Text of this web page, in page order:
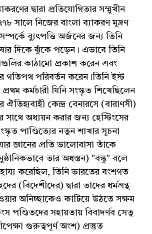
দ্বারা প্রতিযোগিতার সম্মুখীন
সালে নিজের বাংলা ব্যাকরণ মুদ্রণ
ব্যুৎপত্তি অর্জনের জন্য তিনি
দিকে ঝুঁকে পড়েন। এভাবে তিনি
কাঠামো প্রকাশ করেন এবং
গতিপথ পরিবর্তন করেন।তিনি ইস্ট
কর্মচারী যিনি সংস্কৃত শিখেছিলেন
ঐতিহ্যবাহী কেন্দ্র বেনারসে (বারাণসী)
সাথে অধ্যয়ন করার জন্য হেস্টিংসের
পাণ্ডিত্যের নতুন শাখার সূচনা
জ্ঞানের প্রতি ভালোবাসা তাঁকে
তার অধস্তন) "বন্ধু" বলে
করেছিল, তিনি ভারতের বংশগত
(বিদেশীদের) দ্বারা তাদের ধর্মগ্রন্থ
অনিচ্ছাকেও কাটিয়ে উঠতে সক্ষম
পণ্ডিতদের সহায়তায় বিবাদর্ণব সেতু
গুরুত্বপূর্ণ অংশ) প্রস্তুত